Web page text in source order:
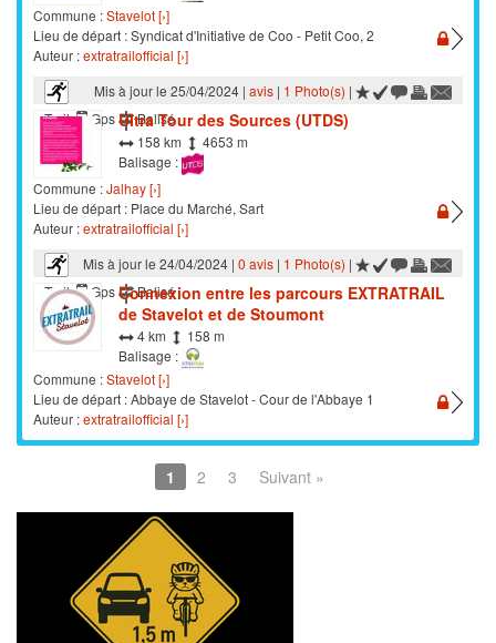
Commune :Stavelot [›]
Lieu de départ : Syndicat d'Initiative de Coo - Petit Coo, 2
Auteur :extratrailofficial [›]
Mis à jour le 25/04/2024 | avis| 1 Photo(s) |
Trail
Gps Balisé
Ultra Tour des Sources (UTDS)
158 km
4653 m
Balisage :
Commune :Jalhay [›]
Lieu de départ : Place du Marché, Sart
Auteur :extratrailofficial [›]
Mis à jour le 24/04/2024 | 0 avis| 1 Photo(s) |
Trail
Gps Balisé
Connexion entre les parcours EXTRATRAIL
de Stavelot et de Stoumont
4 km
158 m
Balisage :
Commune :Stavelot [›]
Lieu de départ : Abbaye de Stavelot - Cour de l'Abbaye 1
Auteur :extratrailofficial [›]
1 2 3 Suivant »